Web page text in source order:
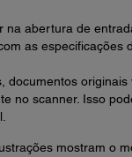
na abertura de
as especificações
documentos
no scanner. Isso
mostram o